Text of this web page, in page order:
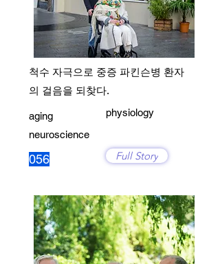
척수 자극으로 중증 파킨슨병 환자
의 걸음을 되찾다.
aging
neuroscience
056
physiology
Full Story